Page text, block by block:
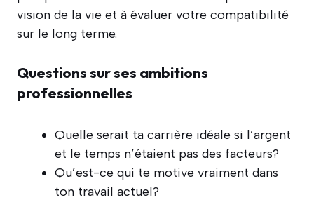
vision de la vie et à évaluer votre compatibilité
sur le long terme.
Questions sur ses ambitions
professionnelles
Quelle serait ta carrière idéale si l’argent
et le temps n’étaient pas des facteurs?
Qu’est-ce qui te motive vraiment dans
ton travail actuel?